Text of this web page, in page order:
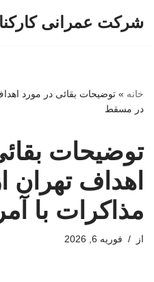
شرکت عمرانی
خانه » توضیحات بقائی در مورد
در مسقط
توضیحات
اهداف تهران
مذاکرات با
از فوریه 6, 2026